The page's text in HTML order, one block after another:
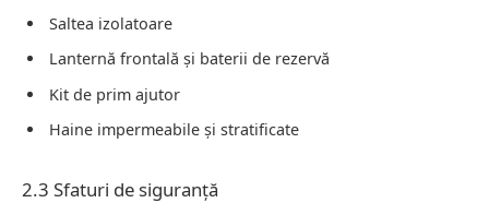
Saltea izolatoare
Lanternă frontală și baterii de rezervă
Kit de prim ajutor
Haine impermeabile și stratificate
2.3 Sfaturi de siguranță